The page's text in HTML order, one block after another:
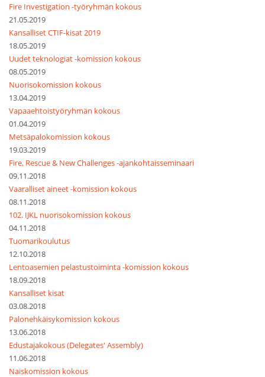
Fire Investigation -työryhmän kokous
21.05.2019
Kansalliset CTIF-kisat 2019
18.05.2019
Uudet teknologiat -komission kokous
08.05.2019
Nuorisokomission kokous
13.04.2019
Vapaaehtoistyöryhmän kokous
01.04.2019
Metsäpalokomission kokous
19.03.2019
Fire, Rescue & New Challenges -ajankohtaisseminaari
09.11.2018
Vaaralliset aineet -komission kokous
08.11.2018
102. IJKL nuorisokomission kokous
04.11.2018
Tuomarikoulutus
12.10.2018
Lentoasemien pelastustoiminta -komission kokous
18.09.2018
Kansalliset kisat
03.08.2018
Palonehkäisykomission kokous
13.06.2018
Edustajakokous (Delegates' Assembly)
11.06.2018
Naiskomission kokous